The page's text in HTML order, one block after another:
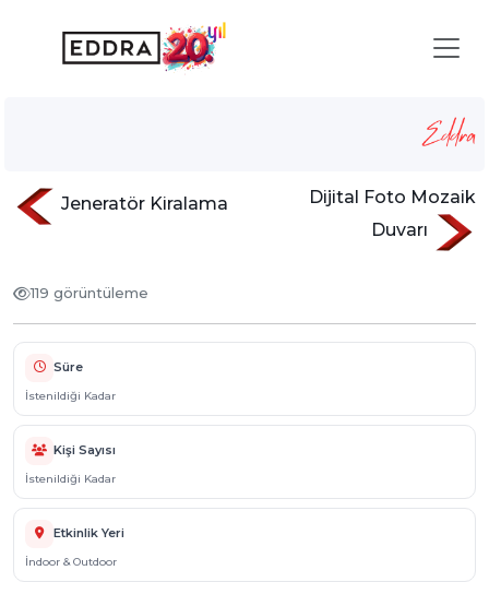
Şişme Sumo Parkuru
Jeneratör Kiralama
Dijital Foto Mozaik
Duvarı
119 görüntüleme
Süre
İstenildiği Kadar
Kişi Sayısı
İstenildiği Kadar
Etkinlik Yeri
İndoor & Outdoor